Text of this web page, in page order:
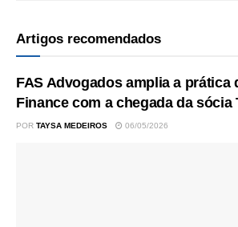
Artigos recomendados
FAS Advogados amplia a prática
Finance com a chegada da sócia
POR TAYSA MEDEIROS 06/05/2026